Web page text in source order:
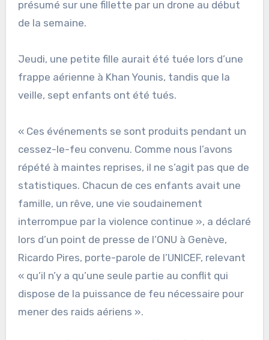
présumé sur une fillette par un drone au début
de la semaine.
Jeudi, une petite fille aurait été tuée lors d’une
frappe aérienne à Khan Younis, tandis que la
veille, sept enfants ont été tués.
« Ces événements se sont produits pendant un
cessez-le-feu convenu. Comme nous l’avons
répété à maintes reprises, il ne s’agit pas que de
statistiques. Chacun de ces enfants avait une
famille, un rêve, une vie soudainement
interrompue par la violence continue », a déclaré
lors d’un point de presse de l’ONU à Genève,
Ricardo Pires, porte-parole de l’UNICEF, relevant
« qu’il n’y a qu’une seule partie au conflit qui
dispose de la puissance de feu nécessaire pour
mener des raids aériens ».